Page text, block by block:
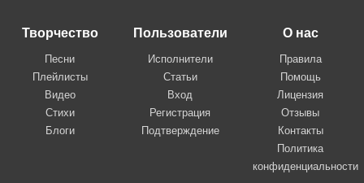
Творчество
Песни
Плейлисты
Видео
Стихи
Блоги
Пользователи
Исполнители
Статьи
Вход
Регистрация
Подтверждение
О нас
Правила
Помощь
Лицензия
Отзывы
Контакты
Политика
конфиденциальности